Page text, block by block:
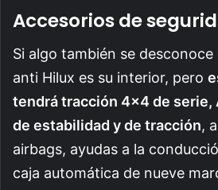
Accesorios de
Si algo también se desconoce
anti Hilux es su interior, pero
tendrá tracción 4×4 de serie,
de estabilidad y de tracción,
airbags, ayudas a la
caja automática de nueve